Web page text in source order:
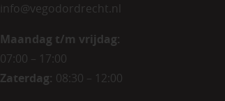
info@vegodordrecht.nl
Maandag t/m vrijdag:
07:00 – 17:00
Zaterdag: 08:30 – 12:00